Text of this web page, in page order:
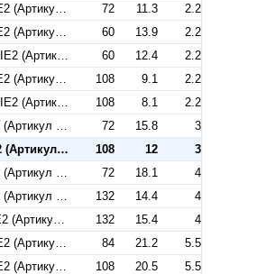
72 11.3
2.2
60 13.9
2.2
60 12.4
2.2
108 9.1
2.2
108 8.1
2.2
72 15.8
3
3LP4H/A 80-200/3 IE2 (Артикул 1404110004A)
108 12
3
72 18.1
4
132 14.4
4
132 15.4
4
84 21.2
5.5
108 20.5
5.5